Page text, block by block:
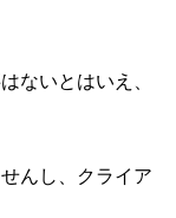
ないとはいえ、
んし、クライア